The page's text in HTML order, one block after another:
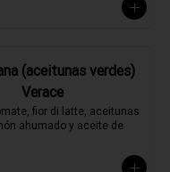
(aceitunas verdes)
Verace
fior di latte, aceitunas
ahumado y aceite de